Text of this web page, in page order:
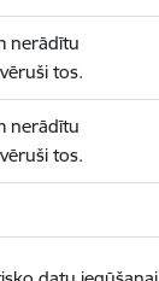
nerādītu
tos.
nerādītu
tos.